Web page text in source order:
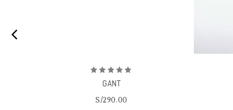
out
5
GANT
S/290.00